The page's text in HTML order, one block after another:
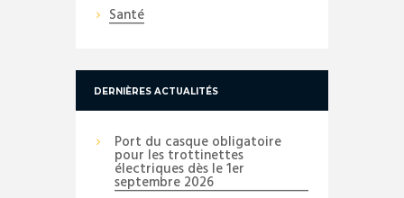
Santé
DERNIÈRES ACTUALITÉS
Port du casque obligatoire
pour les trottinettes
électriques dès le 1er
septembre 2026